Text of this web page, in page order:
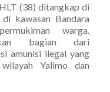
(38) ditangkap di
kawasan Bandara
warga.
bagian dari
amunisi ilegal yang
Yalimo dan